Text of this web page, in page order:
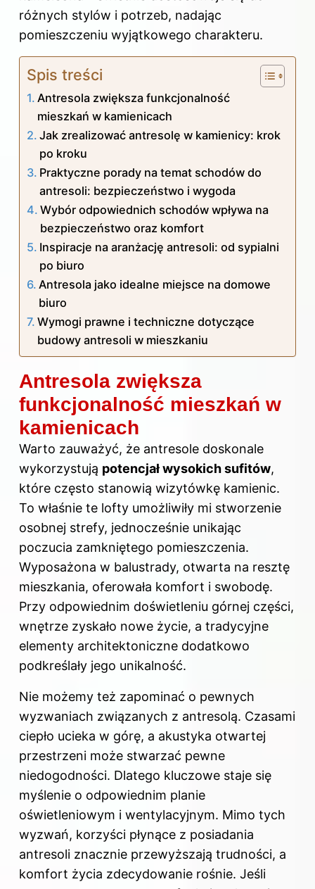
różnych stylów i potrzeb, nadając
pomieszczeniu wyjątkowego charakteru.
Spis treści
Antresola zwiększa funkcjonalność
mieszkań w kamienicach
Jak zrealizować antresolę w kamienicy: krok
po kroku
Praktyczne porady na temat schodów do
antresoli: bezpieczeństwo i wygoda
Wybór odpowiednich schodów wpływa na
bezpieczeństwo oraz komfort
Inspiracje na aranżację antresoli: od sypialni
po biuro
Antresola jako idealne miejsce na domowe
biuro
Wymogi prawne i techniczne dotyczące
budowy antresoli w mieszkaniu
Antresola zwiększa
funkcjonalność mieszkań w
kamienicach
Warto zauważyć, że antresole doskonale
wykorzystują potencjał wysokich sufitów,
które często stanowią wizytówkę kamienic.
To właśnie te lofty umożliwiły mi stworzenie
osobnej strefy, jednocześnie unikając
poczucia zamkniętego pomieszczenia.
Wyposażona w balustrady, otwarta na resztę
mieszkania, oferowała komfort i swobodę.
Przy odpowiednim doświetleniu górnej części,
wnętrze zyskało nowe życie, a tradycyjne
elementy architektoniczne dodatkowo
podkreślały jego unikalność.
Nie możemy też zapominać o pewnych
wyzwaniach związanych z antresolą. Czasami
ciepło ucieka w górę, a akustyka otwartej
przestrzeni może stwarzać pewne
niedogodności. Dlatego kluczowe staje się
myślenie o odpowiednim planie
oświetleniowym i wentylacyjnym. Mimo tych
wyzwań, korzyści płynące z posiadania
antresoli znacznie przewyższają trudności, a
komfort życia zdecydowanie rośnie. Jeśli